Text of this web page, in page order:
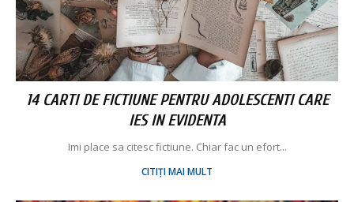
14 CARTI DE FICTIUNE PENTRU ADOLESCENTI CARE
IES IN EVIDENTA
Imi place sa citesc fictiune. Chiar fac un efort...
CITIȚI MAI MULT